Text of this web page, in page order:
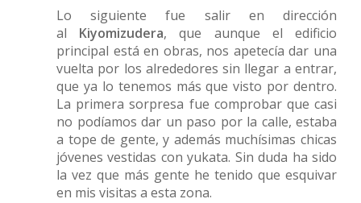
Lo siguiente fue salir en dirección
al Kiyomizudera, que aunque el edificio
principal está en obras, nos apetecía dar una
vuelta por los alrededores sin llegar a entrar,
que ya lo tenemos más que visto por dentro.
La primera sorpresa fue comprobar que casi
no podíamos dar un paso por la calle, estaba
a tope de gente, y además muchísimas chicas
jóvenes vestidas con yukata. Sin duda ha sido
la vez que más gente he tenido que esquivar
en mis visitas a esta zona.